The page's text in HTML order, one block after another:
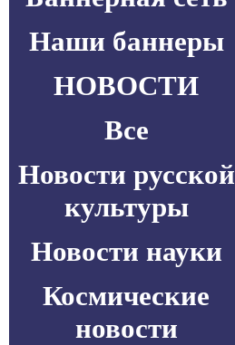
Наши баннеры
НОВОСТИ
Все
Новости русской
культуры
Новости науки
Космические
новости